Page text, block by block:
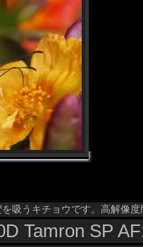
吸うキチョウです。高解像
Tamron SP